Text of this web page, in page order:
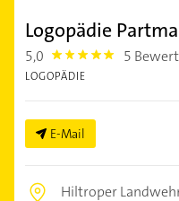
Logopädie
5,0 5.0 5
LOGOPÄDIE
E-Mail
Hiltroper